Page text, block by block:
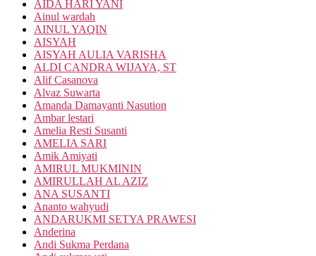
AIDA HARI YANI
Ainul wardah
AINUL YAQIN
AISYAH
AISYAH AULIA VARISHA
ALDI CANDRA WIJAYA, ST
Alif Casanova
Alvaz Suwarta
Amanda Damayanti Nasution
Ambar lestari
Amelia Resti Susanti
AMELIA SARI
Amik Amiyati
AMIRUL MUKMININ
AMIRULLAH AL AZIZ
ANA SUSANTI
Ananto wahyudi
ANDARUKMI SETYA PRAWESI
Anderina
Andi Sukma Perdana